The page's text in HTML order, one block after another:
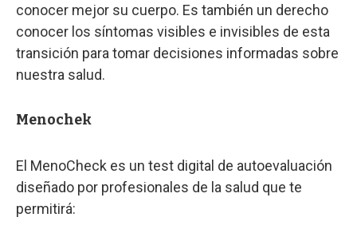
conocer mejor su cuerpo. Es también un derecho
conocer los síntomas visibles e invisibles de esta
transición para tomar decisiones informadas sobre
nuestra salud.
Menochek
El MenoCheck es un test digital de autoevaluación
diseñado por profesionales de la salud que te
permitirá: